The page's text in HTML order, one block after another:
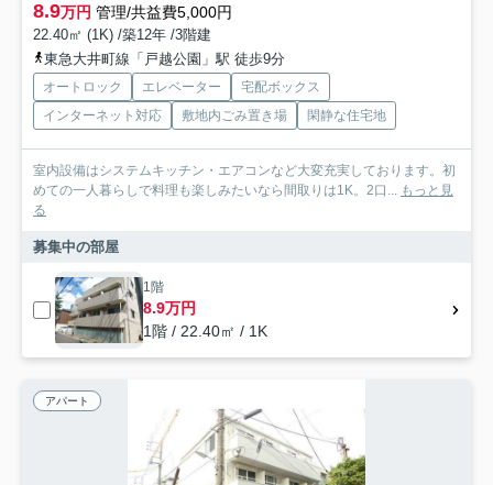
8.9万円 管理/共益費5,000円
22.40㎡ (1K) /築12年 /3階建
東急大井町線「戸越公園」駅 徒歩9分
オートロック エレベーター
宅配ボックス
インターネット対応
敷地内ごみ置き場 閑静な住宅地
室内設備はシステムキッチン・エアコンなど大変充実しております。初
めての一人暮らしで料理も楽しみたいなら間取りは1K。2口... もっと見
る
募集中の部屋
1階
8.9万円
1階 / 22.40㎡ / 1K
アパート